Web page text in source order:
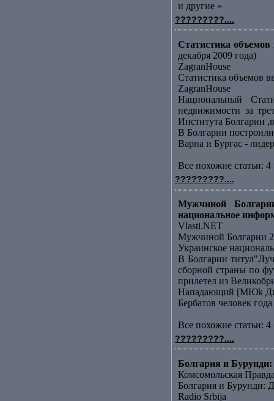
и другие »
?????????....
Статистика
декабря 2009 года)
ZagranHouse
Статистика объемов
ZagranHouse
Национальный
недвижимости за
Института Болгарии
В Болгарии
Варна и Бургас -
Все похожие статьи: 4
?????????....
Мужчиной
национальное
Vlasti.NET
Мужчиной Болгарии
Украинское
В Болгарии
сборной страны по
прилетел из
Нападающий [МЮk
Бербатов человек
Все похожие статьи: 4
?????????....
Болгария и Бурунди:
Комсомольская
Болгария и Бурунди:
Radio Srbija